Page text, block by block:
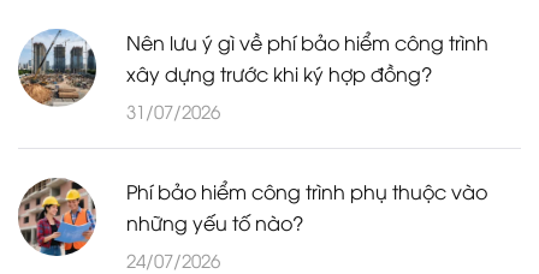
Nên lưu ý gì về phí bảo hiểm công trình
xây dựng trước khi ký hợp đồng?
31/07/2026
Phí bảo hiểm công trình phụ thuộc vào
những yếu tố nào?
24/07/2026